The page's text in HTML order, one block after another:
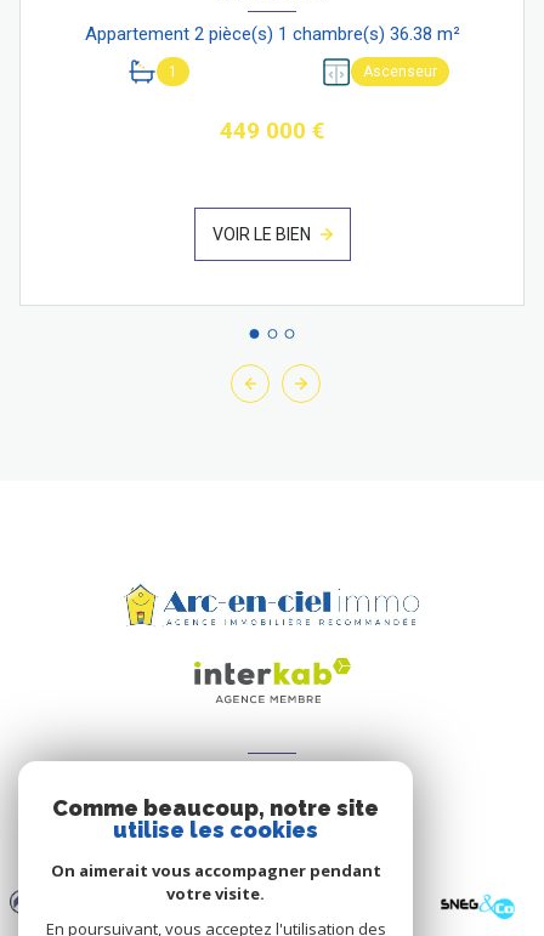
Appartement 2 pièce(s) 1 chambre(s) 36.38 m²
1 Ascenseur
449 000 €
VOIR LE BIEN
Nous adhérons
Comme beaucoup, notre site
utilise les cookies
On aimerait vous accompagner pendant
votre visite.
En poursuivant, vous acceptez l'utilisation des